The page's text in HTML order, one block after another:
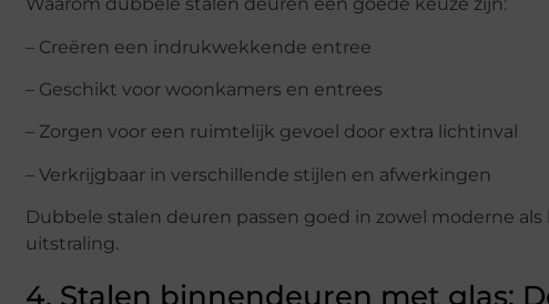
– Creëren een indrukwekkende entree
– Geschikt voor woonkamers en entrees
– Zorgen voor een ruimtelijk gevoel door extra lichtinval
– Verkrijgbaar in verschillende stijlen en afwerkingen
Dubbele stalen deuren passen goed in zowel moderne
uitstraling.
4. Stalen binnendeuren met glas: